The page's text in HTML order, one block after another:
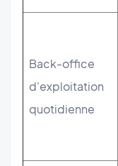
Back-office
d'exploitation
quotidienne